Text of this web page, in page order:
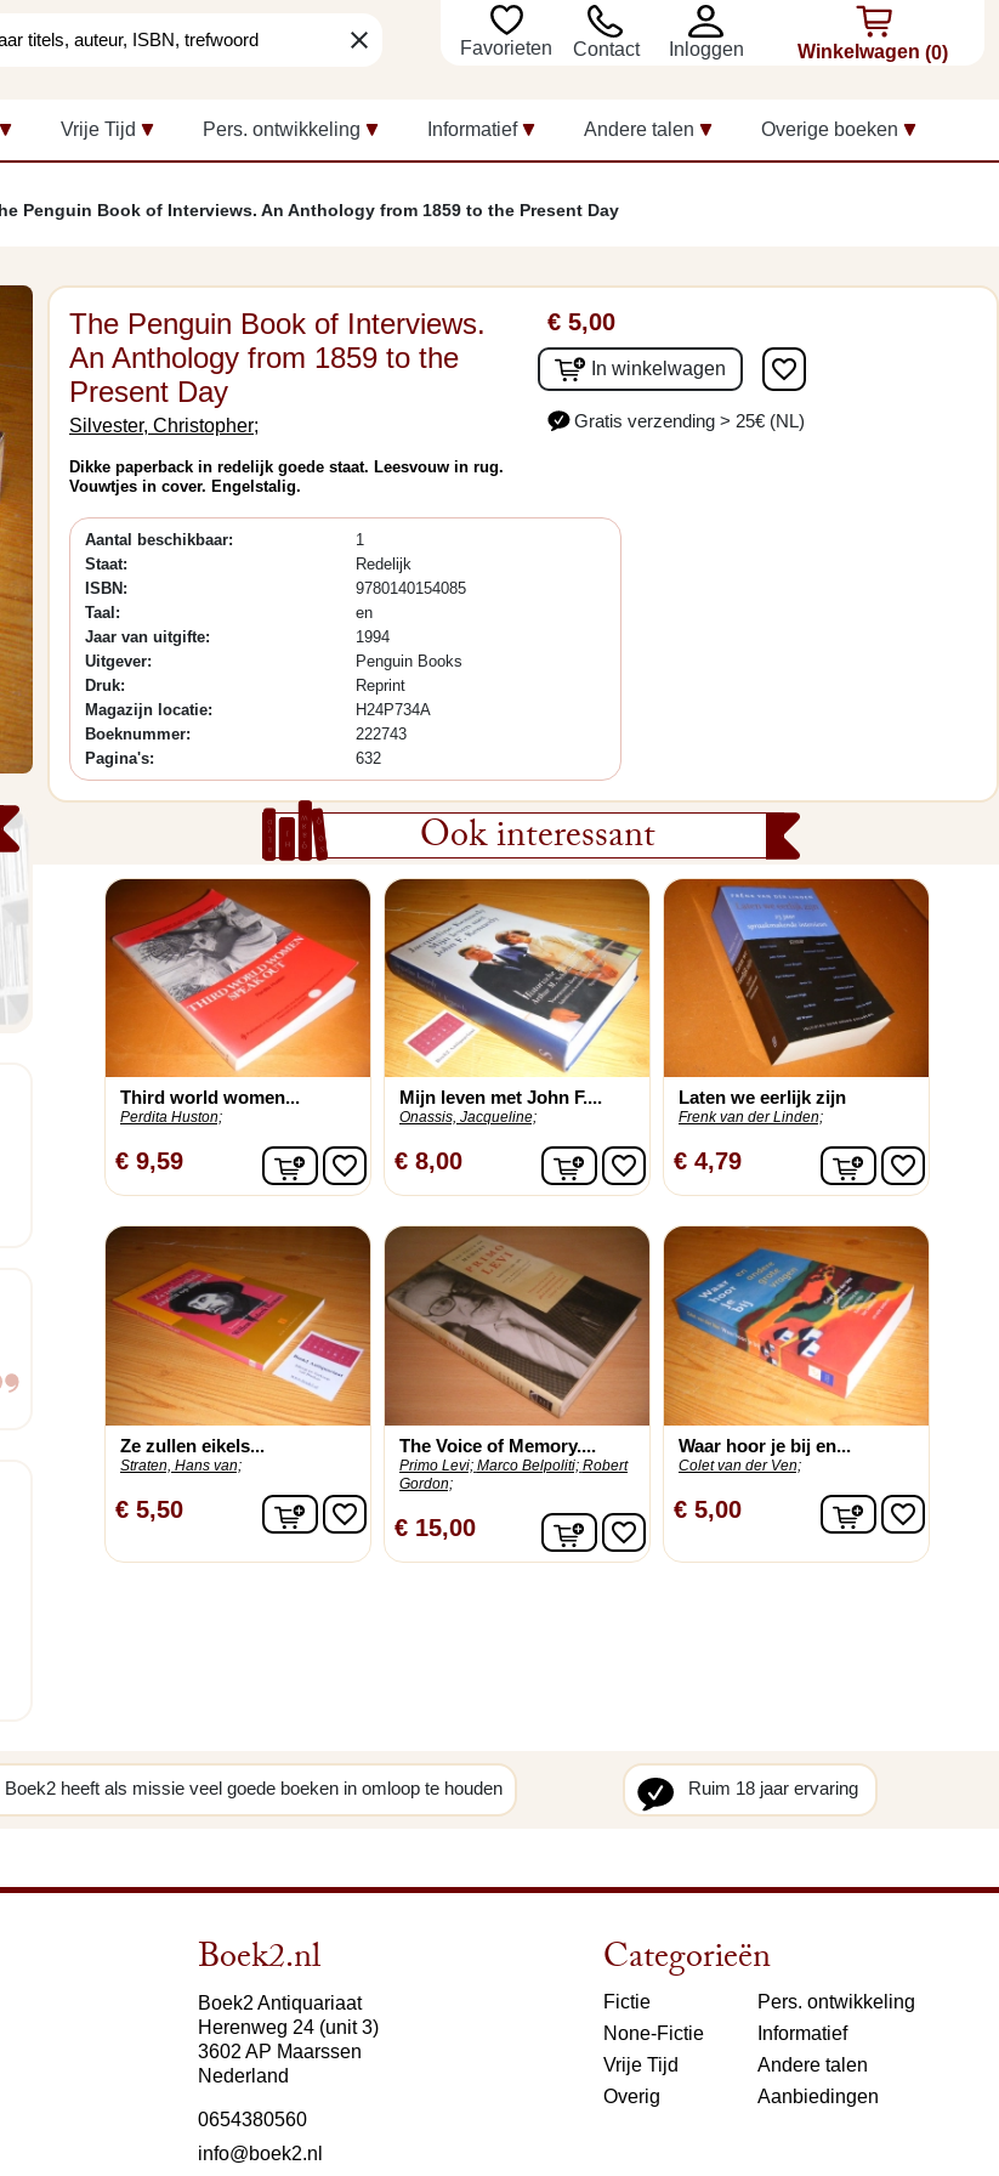
clear Favorieten Contact Inloggen Winkelwagen (0)
Vrije Tijd Pers. ontwikkeling Informatief Andere talen Overige boeken
Penguin Book of Interviews. An Anthology from 1859 to the Present Day
The Penguin Book of Interviews.
An Anthology from 1859 to the
Present Day
Silvester, Christopher;
Dikke paperback in redelijk goede staat. Leesvouw in rug.
Vouwtjes in cover. Engelstalig.
€ 5,00
In winkelwagen favorite_border
Gratis verzending > 25€ (NL)
Aantal beschikbaar:
1
Staat:
Redelijk
ISBN:
9780140154085
Taal:
en
Jaar van uitgifte:
1994
Uitgever:
Penguin Books
Druk:
Reprint
Magazijn locatie:
H24P734A
Boeknummer:
222743
Pagina's:
632
Ook interessant
Third world women...
Perdita Huston;
€ 9,59 In winkelwagen
favorite_border
Mijn leven met John F....
Onassis, Jacqueline;
€ 8,00 In winkelwagen
favorite_border
Laten we eerlijk zijn
Frenk van der Linden;
€ 4,79 Infavorite_border
Ze zullen eikels...
Straten, Hans van;
€ 5,50 In winkelwagen
favorite_border
The Voice of Memory....
Primo Levi; Marco Belpoliti; Robert
Gordon;
€ 15,00 In winkelwagen
favorite_border
Waar hoor je bij en...
Colet van der Ven;
€ 5,00 Infavorite_border
Boek2 heeft als missie veel goede boeken in omloop te houden Ruim 18 jaar ervaring
Boek2.nl
Boek2 Antiquariaat
Herenweg 24 (unit 3)
3602 AP Maarssen
Nederland
0654380560
info@boek2.nl
Categorieën
Fictie
None-Fictie
Vrije Tijd
Overig
Pers. ontwikkeling
Informatief
Andere talen
Aanbiedingen